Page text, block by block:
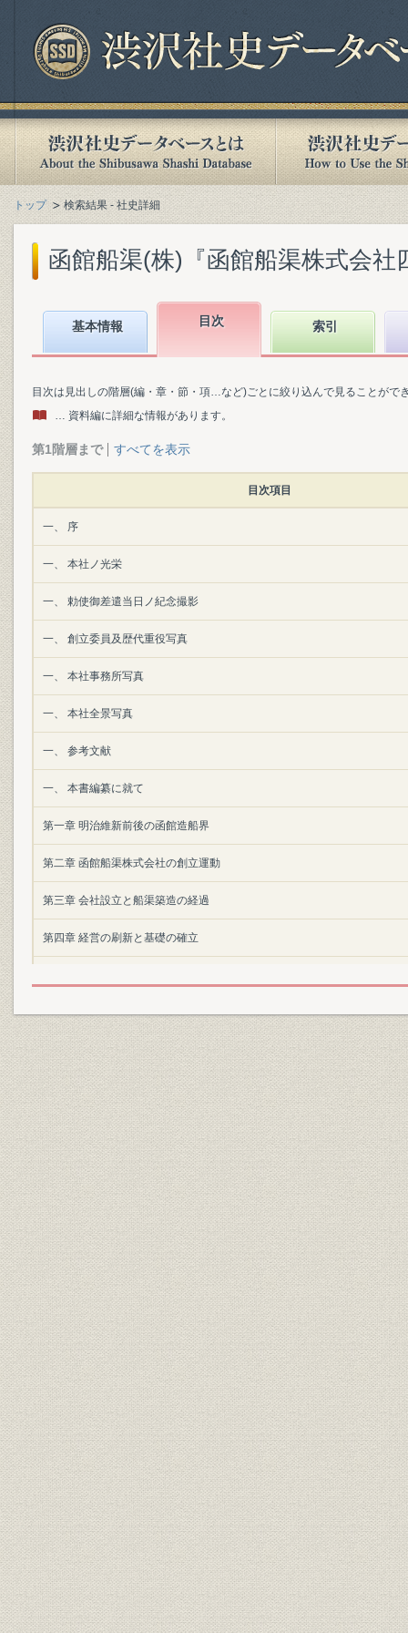
トップ 検索結果 - 社史詳細
函館船渠(株)『函館船渠株式会社
基本情報 目次 索引
目次は見出しの階層(編・章・節・項…など)ごとに絞り込んで見ることがで
… 資料編に詳細な情報があります。
第1階層まで すべてを表示
目次項目
一、 序
一、 本社ノ光栄
一、 勅使御差遣当日ノ紀念撮影
一、 創立委員及歴代重役写真
一、 本社事務所写真
一、 本社全景写真
一、 参考文献
一、 本書編纂に就て
第一章 明治維新前後の函館造船界
第二章 函館船渠株式会社の創立運動
第三章 会社設立と船渠築造の経過
第四章 経営の刷新と基礎の確立
附録
挿入写真及略図目次
新造船
修繕船
各種製作品